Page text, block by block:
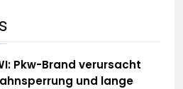
Pkw-Brand verursacht
und lange